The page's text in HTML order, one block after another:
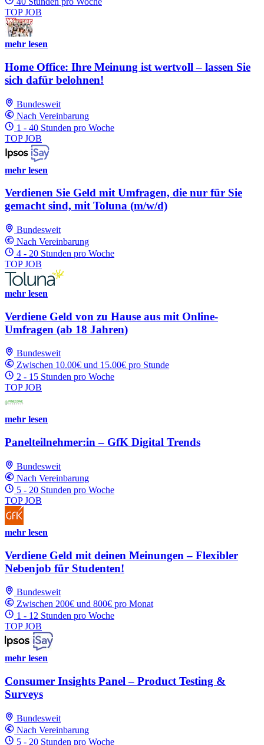
TOP JOB
mehr lesen
Home Office: Ihre Meinung ist wertvoll – lassen Sie
sich dafür belohnen!
Bundesweit
Nach Vereinbarung
1 - 40 Stunden pro Woche
TOP JOB
mehr lesen
Verdienen Sie Geld mit Umfragen, die nur für Sie
gemacht sind, mit Toluna (m/w/d)
Bundesweit
Nach Vereinbarung
4 - 20 Stunden pro Woche
TOP JOB
mehr lesen
Verdiene Geld von zu Hause aus mit Online-
Umfragen (ab 18 Jahren)
Bundesweit
Zwischen 10.00€ und 15.00€ pro Stunde
2 - 15 Stunden pro Woche
TOP JOB
mehr lesen
Panelteilnehmer:in – GfK Digital Trends
Bundesweit
Nach Vereinbarung
5 - 20 Stunden pro Woche
TOP JOB
mehr lesen
Verdiene Geld mit deinen Meinungen – Flexibler
Nebenjob für Studenten!
Bundesweit
Zwischen 200€ und 800€ pro Monat
1 - 12 Stunden pro Woche
TOP JOB
mehr lesen
Consumer Insights Panel – Product Testing &
Surveys
Bundesweit
Nach Vereinbarung
5 - 20 Stunden pro Woche